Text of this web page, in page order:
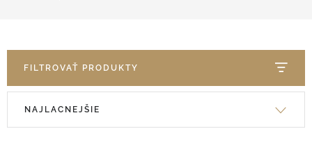
FILTROVAŤ PRODUKTY
ý
NAJLACNEJŠIE